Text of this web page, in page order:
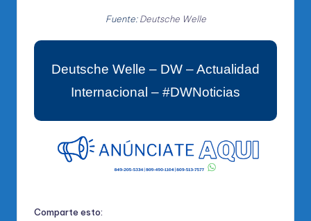
Fuente:Deutsche Welle
Deutsche Welle – DW – Actualidad
Internacional – #DWNoticias
Comparte esto: